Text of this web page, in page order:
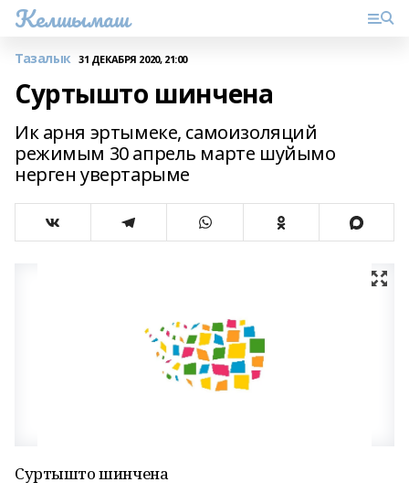
Келшымаш
Тазалык 31 ДЕКАБРЯ 2020, 21:00
Суртышто шинчена
Ик арня эртымеке, самоизоляций
режимым 30 апрель марте шуйымо
нерген увертарыме
Суртышто шинчена